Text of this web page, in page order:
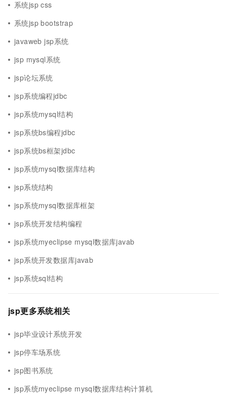
系统jsp css
系统jsp bootstrap
javaweb jsp系统
jsp mysql系统
jsp论坛系统
jsp系统编程jdbc
jsp系统mysql结构
jsp系统bs编程jdbc
jsp系统bs框架jdbc
jsp系统mysql数据库结构
jsp系统结构
jsp系统mysql数据库框架
jsp系统开发结构编程
jsp系统myeclipse mysql数据库javab
jsp系统开发数据库javab
jsp系统sql结构
jsp更多系统相关
jsp毕业设计系统开发
jsp停车场系统
jsp图书系统
jsp系统myeclipse mysql数据库结构计算机